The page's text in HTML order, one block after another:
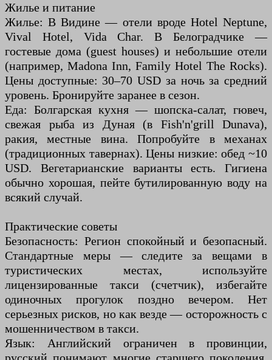
Жилье и питание
Жилье: В Видине — отели вроде Hotel Neptune,
Vival Hotel, Vida Char. В Белоградчике —
гостевые дома (guest houses) и небольшие отели
(например, Madona Inn, Family Hotel The Rocks).
Цены доступные: 30–70 USD за ночь за средний
уровень. Бронируйте заранее в сезон.
Еда: Болгарская кухня — шопска-салат, гювеч,
свежая рыба из Дуная (в Fish'n'grill Dunava),
ракия, местные вина. Попробуйте в механах
(традиционных тавернах). Цены низкие: обед ~10
USD. Вегетарианские варианты есть. Гигиена
обычно хорошая, пейте бутилированную воду на
всякий случай.
Практические советы
Безопасность: Регион спокойный и безопасный.
Стандартные меры — следите за вещами в
туристических местах, используйте
лицензированные такси (счетчик), избегайте
одиночных прогулок поздно вечером. Нет
серьезных рисков, но как везде — осторожность с
мошенничеством в такси.
Язык: Английский ограничен в провинции,